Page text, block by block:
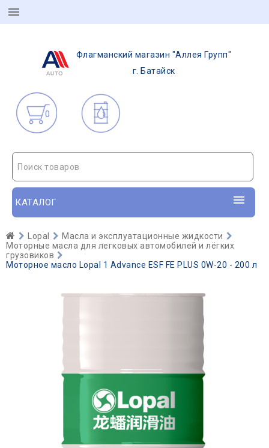
Флагманский магазин "Аллея Групп"
г. Батайск
0
Поиск товаров
КАТАЛОГ
Lopal
Масла и эксплуатационные жидкости
Моторные масла для легковых автомобилей и лёгких
грузовиков
Моторное масло Lopal 1 Advance ESF FE PLUS 0W-20 - 200 л